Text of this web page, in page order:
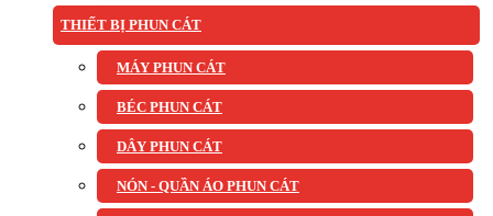
THIẾT BỊ PHUN CÁT
MÁY PHUN CÁT
BÉC PHUN CÁT
DÂY PHUN CÁT
NÓN - QUẦN ÁO PHUN CÁT